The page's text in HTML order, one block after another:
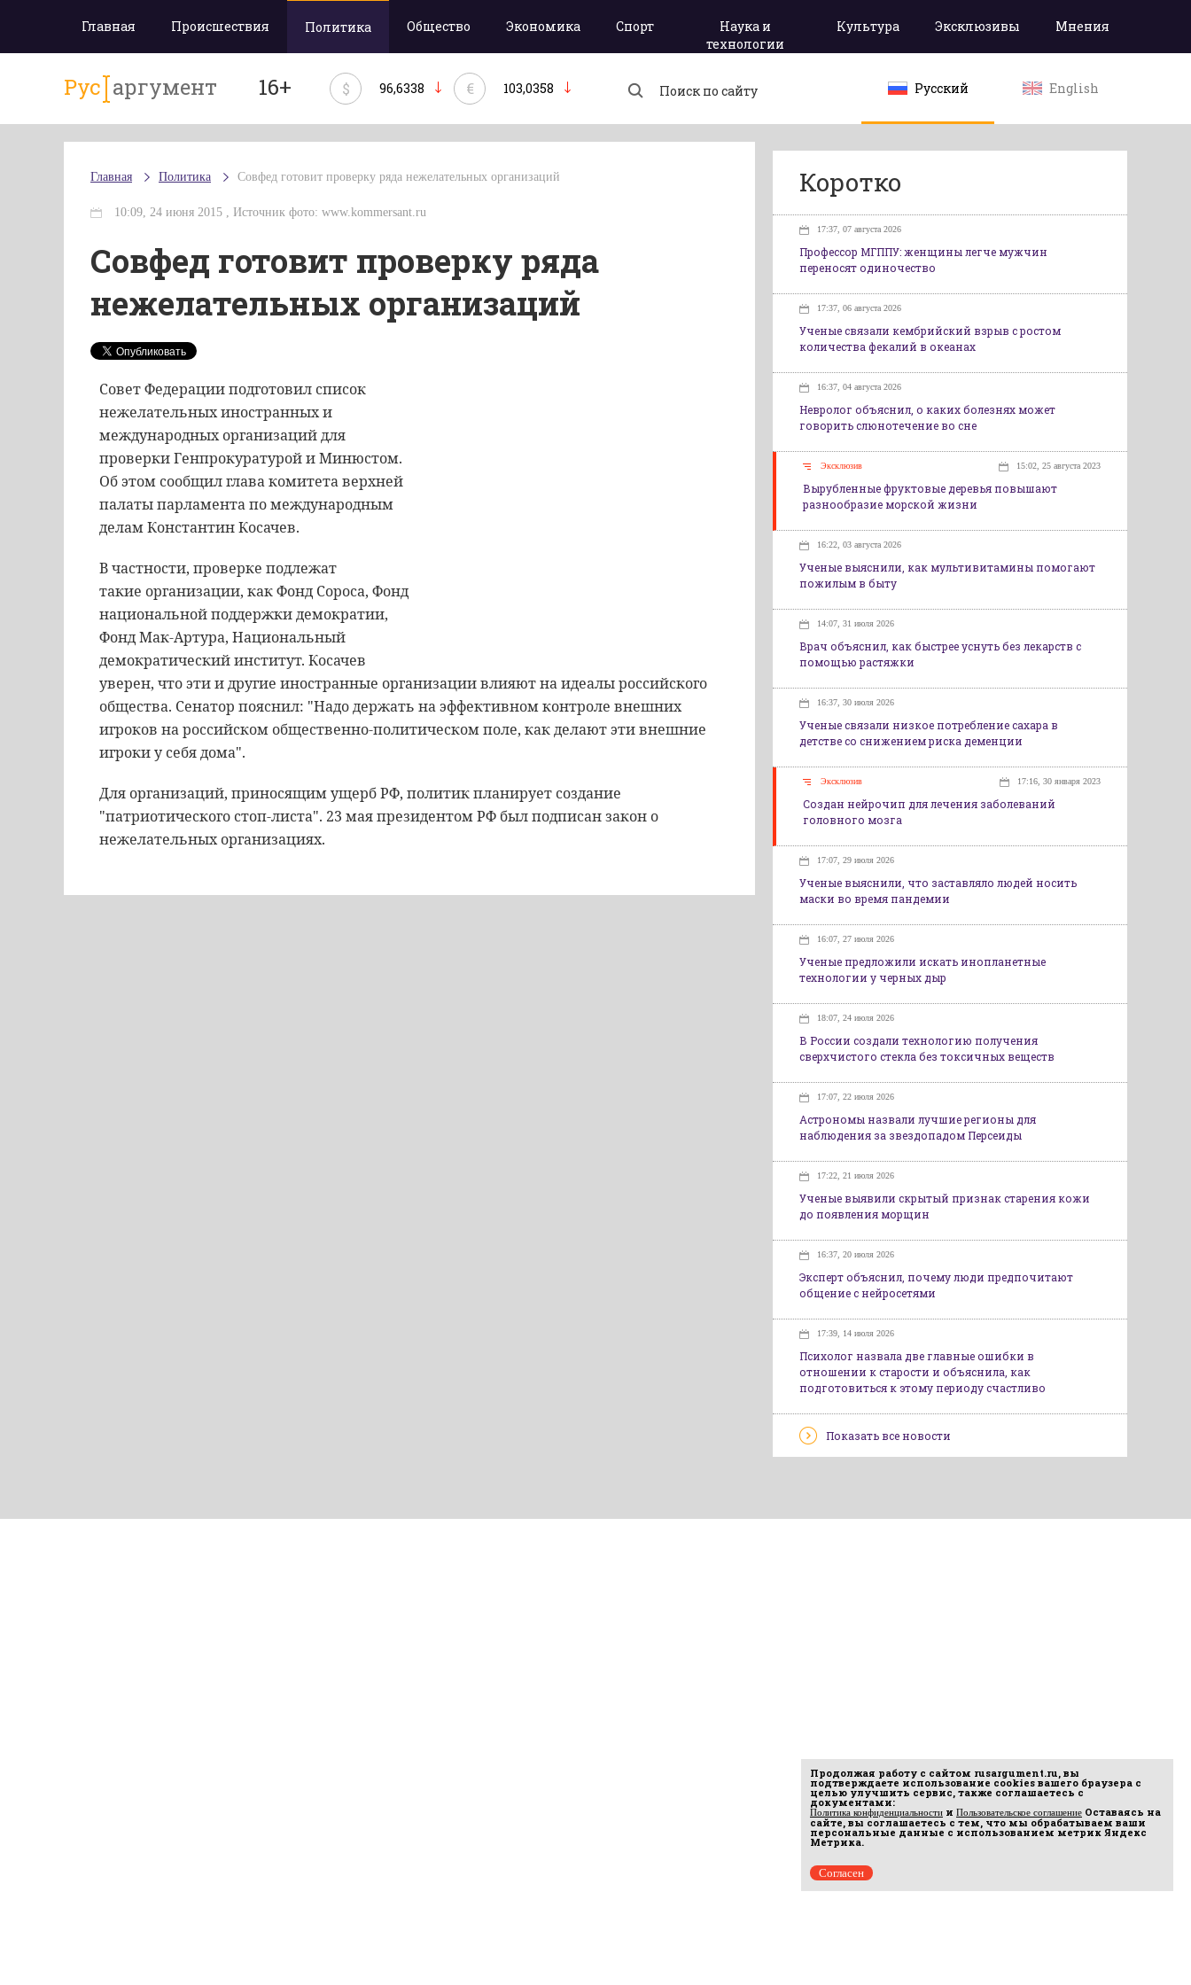
Главная Происшествия Политика Общество Экономика Спорт
Наука и
технологии
Культура Эксклюзивы Мнения
Рус аргумент 16+ $ 96,6338 € 103,0358 Русский English
Главная Политика Совфед готовит проверку ряда нежелательных организаций
10:09, 24 июня 2015 , Источник фото: www.kommersant.ru
Совфед готовит проверку ряда
нежелательных организаций
Совет Федерации подготовил список
нежелательных иностранных и
международных организаций для
проверки Генпрокуратурой и Минюстом.
Об этом сообщил глава комитета верхней
палаты парламента по международным
делам Константин Косачев.
В частности, проверке подлежат
такие организации, как Фонд Сороса, Фонд
национальной поддержки демократии,
Фонд Мак-Артура, Национальный
демократический институт. Косачев
уверен, что эти и другие иностранные организации влияют на идеалы российского
общества. Сенатор пояснил: "Надо держать на эффективном контроле внешних
игроков на российском общественно-политическом поле, как делают эти внешние
игроки у себя дома".
Для организаций, приносящим ущерб РФ, политик планирует создание
"патриотического стоп-листа". 23 мая президентом РФ был подписан закон о
нежелательных организациях.
Коротко
17:37, 07 августа 2026
Профессор МГППУ: женщины легче мужчин
переносят одиночество
17:37, 06 августа 2026
Ученые связали кембрийский взрыв с ростом
количества фекалий в океанах
16:37, 04 августа 2026
Невролог объяснил, о каких болезнях может
говорить слюнотечение во сне
Эксклюзив 15:02, 25 августа 2023
Вырубленные фруктовые деревья повышают
разнообразие морской жизни
16:22, 03 августа 2026
Ученые выяснили, как мультивитамины помогают
пожилым в быту
14:07, 31 июля 2026
Врач объяснил, как быстрее уснуть без лекарств с
помощью растяжки
16:37, 30 июля 2026
Ученые связали низкое потребление сахара в
детстве со снижением риска деменции
Эксклюзив 17:16, 30 января 2023
Создан нейрочип для лечения заболеваний
головного мозга
17:07, 29 июля 2026
Ученые выяснили, что заставляло людей носить
маски во время пандемии
16:07, 27 июля 2026
Ученые предложили искать инопланетные
технологии у черных дыр
18:07, 24 июля 2026
В России создали технологию получения
сверхчистого стекла без токсичных веществ
17:07, 22 июля 2026
Астрономы назвали лучшие регионы для
наблюдения за звездопадом Персеиды
17:22, 21 июля 2026
Ученые выявили скрытый признак старения кожи
до появления морщин
16:37, 20 июля 2026
Эксперт объяснил, почему люди предпочитают
общение с нейросетями
17:39, 14 июля 2026
Психолог назвала две главные ошибки в
отношении к старости и объяснила, как
подготовиться к этому периоду счастливо
Показать все новости
Продолжая работу с сайтом rusargument.ru, вы
подтверждаете использование cookies вашего браузера с
целью улучшить сервис, также соглашаетесь с
документами:
Политика конфиденциальности и Пользовательское соглашение Оставаясь на
сайте, вы соглашаетесь с тем, что мы обрабатываем ваши
персональные данные с использованием метрик Яндекс
Метрика.
Согласен